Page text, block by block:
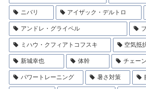
ニバリ アイザック・デルトロ
アンドレ・グライペル
ミハウ・クフィアトコフスキ 空気抵
新城幸也 体幹 チェーン
パワートレーニング 暑さ対策